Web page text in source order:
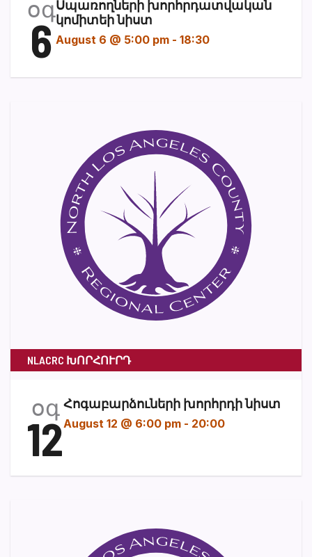
օգ
6
Սպառողների խորհրդատվական
կոմիտեի նիստ
August 6 @ 5:00 pm - 18:30
NLACRC ԽՈՐՀՈՒՐԴ
օգ
12
Հոգաբարձուների խորհրդի նիստ
August 12 @ 6:00 pm - 20:00